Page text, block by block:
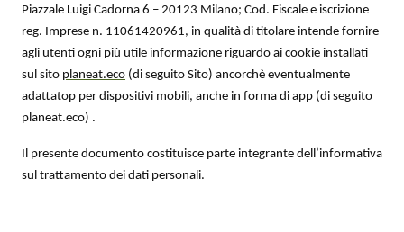
Piazzale Luigi Cadorna 6 – 20123 Milano; Cod. Fiscale e iscrizione
reg. Imprese n. 11061420961, in qualità di titolare intende fornire
agli utenti ogni più utile informazione riguardo ai cookie installati
sul sito planeat.eco (di seguito Sito) ancorchè eventualmente
adattatop per dispositivi mobili, anche in forma di app (di seguito
planeat.eco) .
Il presente documento costituisce parte integrante dell’informativa
sul trattamento dei dati personali.